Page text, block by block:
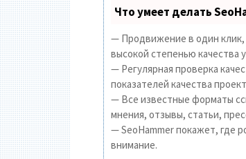
Что умеет делать
— Продвижение в один клик,
высокой степенью качества
— Регулярная проверка
показателей качества
— Все известные форматы
мнения, отзывы, статьи,
— SeoHammer покажет, где
внимание.